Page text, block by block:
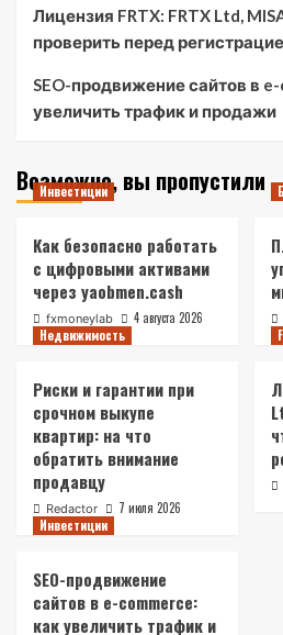
Лицензия FRTX: FRTX Ltd,
проверить перед
SEO-продвижение сайтов в
увеличить трафик и продажи
Возможно, вы пропустили
Инвестиции
Как безопасно работать
с цифровыми активами
через yaobmen.cash
fxmoneylab 4 августа 2026
Недвижимость
Риски и гарантии при
срочном выкупе
квартир: на что
обратить внимание
продавцу
Redactor 7 июля 2026
Инвестиции
SEO-продвижение
сайтов в e-commerce:
как увеличить трафик и